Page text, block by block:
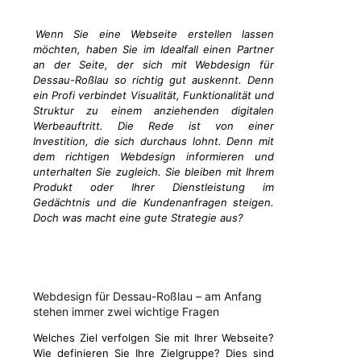
Wenn Sie eine Webseite erstellen lassen
möchten, haben Sie im Idealfall einen Partner
an der Seite, der sich mit Webdesign für
Dessau-Roßlau so richtig gut auskennt. Denn
ein Profi verbindet Visualität, Funktionalität und
Struktur zu einem anziehenden digitalen
Werbeauftritt. Die Rede ist von einer
Investition, die sich durchaus lohnt. Denn mit
dem richtigen Webdesign informieren und
unterhalten Sie zugleich. Sie bleiben mit Ihrem
Produkt oder Ihrer Dienstleistung im
Gedächtnis und die Kundenanfragen steigen.
Doch was macht eine gute Strategie aus?
Webdesign für Dessau-Roßlau – am Anfang
stehen immer zwei wichtige Fragen
Welches Ziel verfolgen Sie mit Ihrer Webseite?
Wie definieren Sie Ihre Zielgruppe? Dies sind